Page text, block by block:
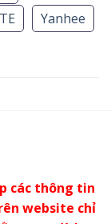
Yanhee
các thông tin
website chỉ